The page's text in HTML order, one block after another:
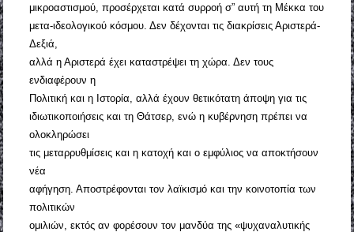
μικροαστισμού, προσέρχεται κατά συρροή σ” αυτή τη Μέκκα του
μετα-ιδεολογικού κόσμου. Δεν δέχονται τις διακρίσεις Αριστερά-
Δεξιά,
αλλά η Αριστερά έχει καταστρέψει τη χώρα. Δεν τους
ενδιαφέρουν η
Πολιτική και η Ιστορία, αλλά έχουν θετικότατη άποψη για τις
ιδιωτικοποιήσεις και τη Θάτσερ, ενώ η κυβέρνηση πρέπει να
ολοκληρώσει
τις μεταρρυθμίσεις και η κατοχή και ο εμφύλιος να αποκτήσουν
νέα
αφήγηση. Αποστρέφονται τον λαϊκισμό και την κοινοτοπία των
πολιτικών
ομιλιών, εκτός αν φορέσουν τον μανδύα της «ψυχαναλυτικής